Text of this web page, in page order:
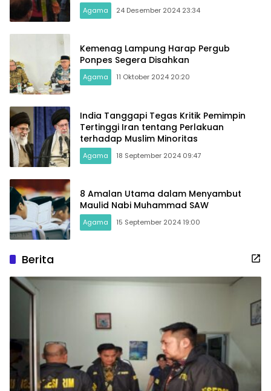
Agama 24 Desember 2024 23:34
Kemenag Lampung Harap Pergub
Ponpes Segera Disahkan
Agama 11 Oktober 2024 20:20
India Tanggapi Tegas Kritik Pemimpin
Tertinggi Iran tentang Perlakuan
terhadap Muslim Minoritas
Agama 18 September 2024 09:47
8 Amalan Utama dalam Menyambut
Maulid Nabi Muhammad SAW
Agama 15 September 2024 19:00
Berita